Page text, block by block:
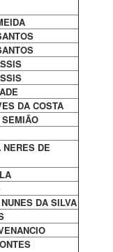
DA COSTA
DE
DA SILVA